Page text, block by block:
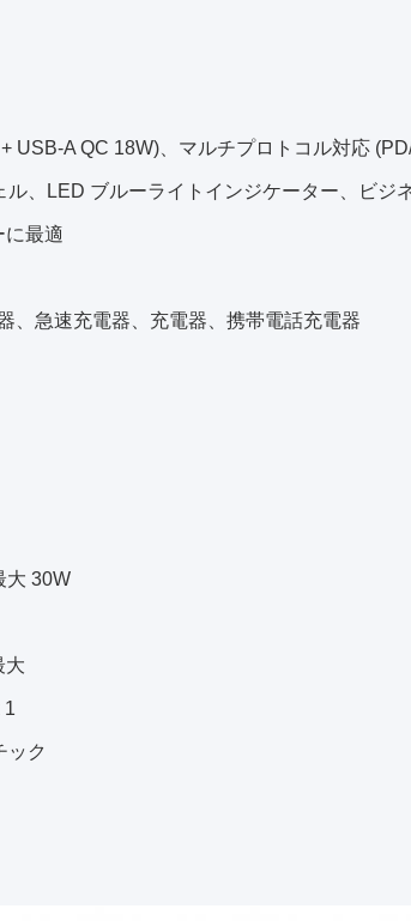
USB-A QC 18W)、マルチプロトコル対応
、LED ブルーライトインジケーター、ビジ
に最適
、急速充電器、充電器、携帯電話充電器
大 30W
大
1
ック